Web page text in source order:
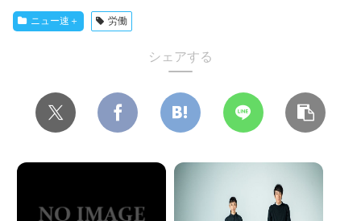
ニュー速＋ 労働
シェアする